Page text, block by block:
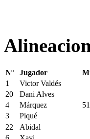
Nº Jugador
1
Victor Valdés
20
Dani Alves
4
Márquez
3
Piqué
22
Abidal